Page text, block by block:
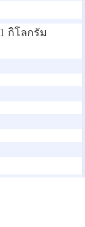
กิโลกรัม